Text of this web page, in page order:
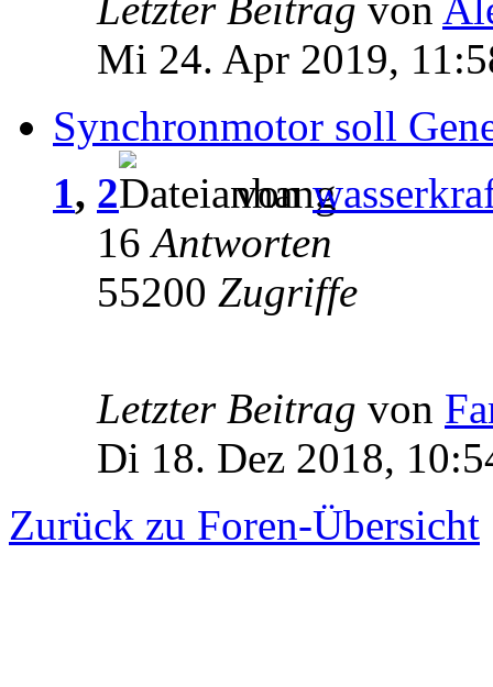
Letzter Beitrag von
Mi 24. Apr 2019,
Synchronmotor soll
1, 2 von
16Antworten
55200 Zugriffe
Letzter Beitrag von
Di 18. Dez 2018,
Zurück zu Foren-Übersicht